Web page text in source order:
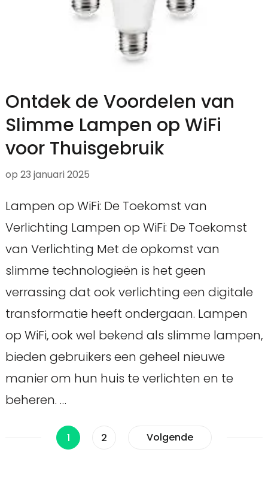
Ontdek de Voordelen van
Slimme Lampen op WiFi
voor Thuisgebruik
op 23 januari 2025
Lampen op WiFi: De Toekomst van
Verlichting Lampen op WiFi: De Toekomst
van Verlichting Met de opkomst van
slimme technologieën is het geen
verrassing dat ook verlichting een digitale
transformatie heeft ondergaan. Lampen
op WiFi, ook wel bekend als slimme lampen,
bieden gebruikers een geheel nieuwe
manier om hun huis te verlichten en te
beheren. …
Berichten
Pagina
1 Pagina
2 Volgende